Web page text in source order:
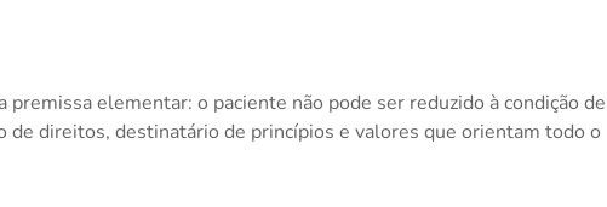
elementar: o paciente não pode ser reduzido à condição de
de direitos, destinatário de princípios e valores que orientam todo o